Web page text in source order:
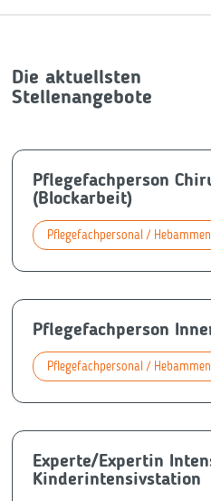
Die aktuellsten
Stellenangebote
Pflegefachperson
(Blockarbeit)
Pflegefachpersonal / Hebammen
Pflegefachperson
Pflegefachpersonal / Hebammen
Experte/Expertin
Kinderintensivstation